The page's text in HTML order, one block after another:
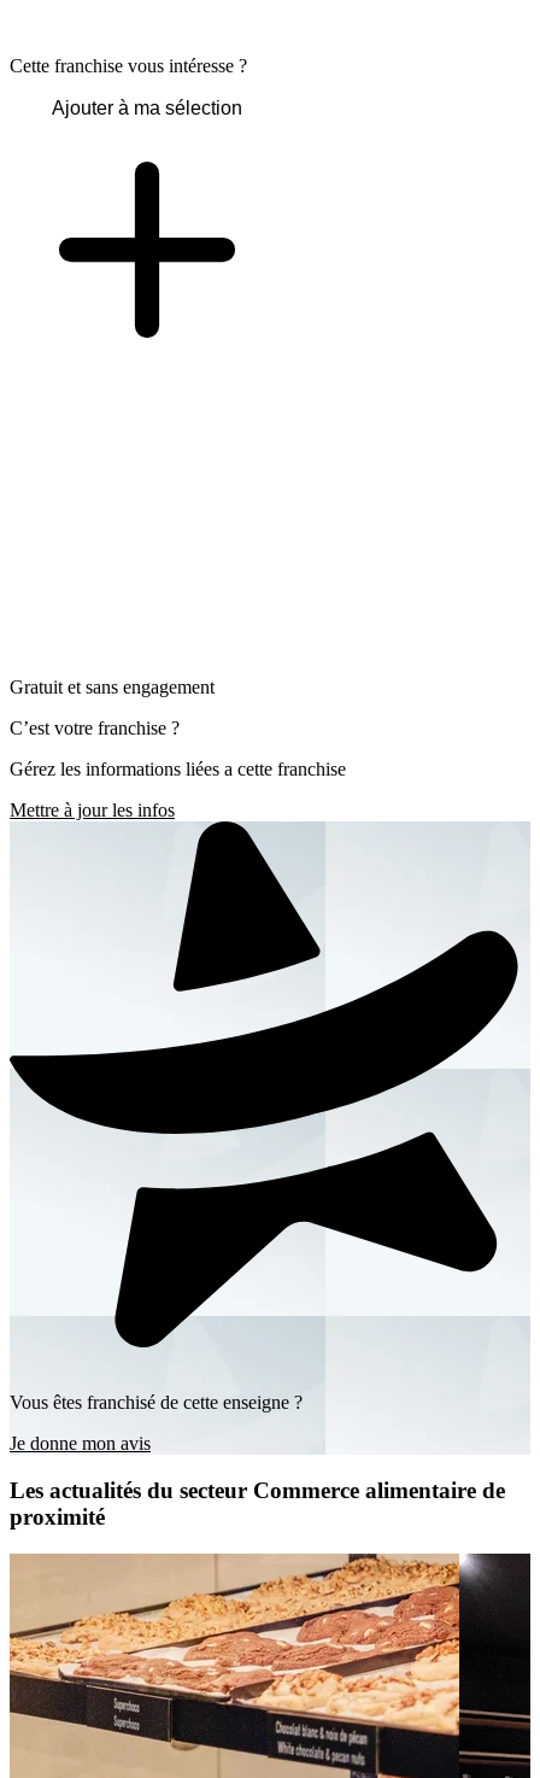
Cette franchise vous intéresse ?
Ajouter à ma sélection
Gratuit et sans engagement
C’est votre franchise ?
Gérez les informations liées a cette franchise
Mettre à jour les infos
Vous êtes franchisé de cette enseigne ?
Je donne mon avis
Les actualités du secteur Commerce alimentaire de
proximité